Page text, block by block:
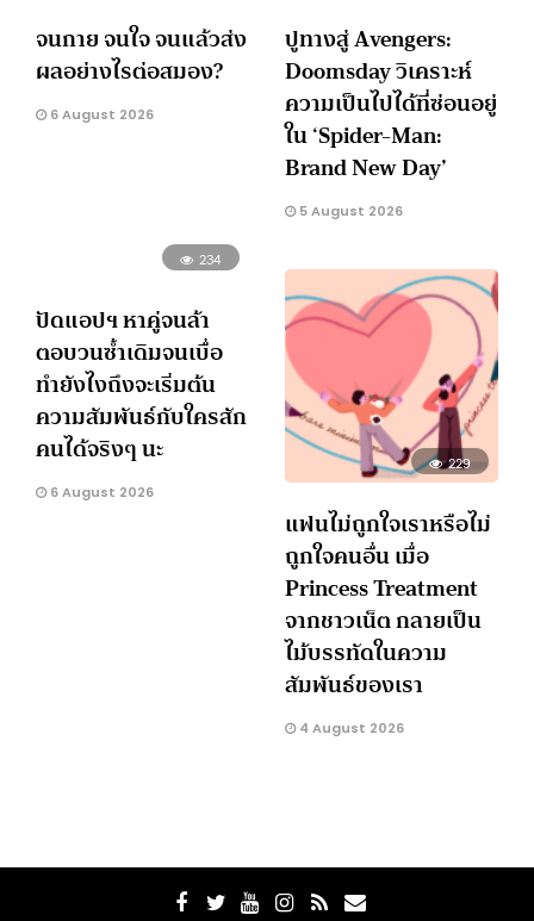
จนกาย จนใจ จนแล้วส่ง
ผลอย่างไรต่อสมอง?
6 August 2026
ปูทางสู่ Avengers:
Doomsday วิเคราะห์
ความเป็นไปได้ที่ซ่อนอยู่
ใน ‘Spider-Man:
Brand New Day’
5 August 2026
234
ปัดแอปฯ หาคู่จนล้า
ตอบวนซ้ำเดิมจนเบื่อ
ทำยังไงถึงจะเริ่มต้น
ความสัมพันธ์กับใครสัก
คนได้จริงๆ นะ
6 August 2026
229
แฟนไม่ถูกใจเราหรือไม่
ถูกใจคนอื่น เมื่อ
Princess Treatment
จากชาวเน็ต กลายเป็น
ไม้บรรทัดในความ
สัมพันธ์ของเรา
4 August 2026